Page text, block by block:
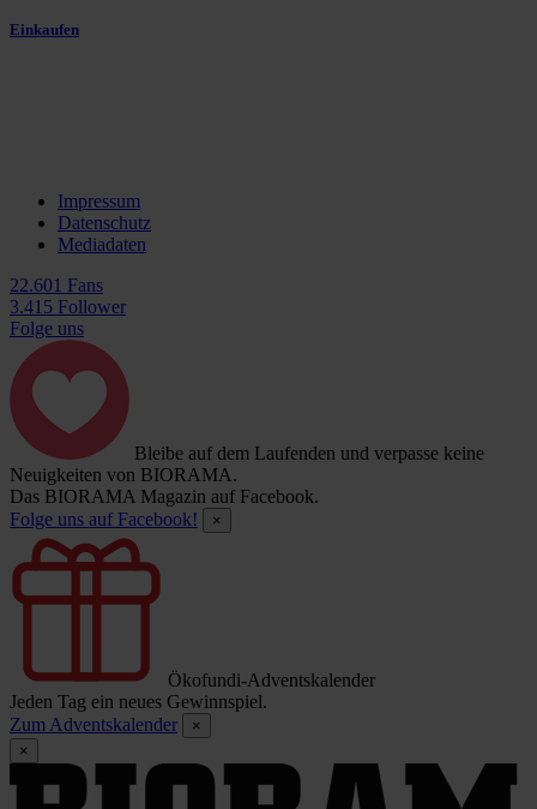
Einkaufen
Impressum
Datenschutz
Mediadaten
22.601 Fans
3.415 Follower
Folge uns
Bleibe auf dem Laufenden und verpasse keine
Neuigkeiten von BIORAMA.
Das BIORAMA Magazin auf Facebook.
Folge uns auf Facebook!
×
Ökofundi-Adventskalender
Jeden Tag ein neues Gewinnspiel.
Zum Adventskalender
×
×